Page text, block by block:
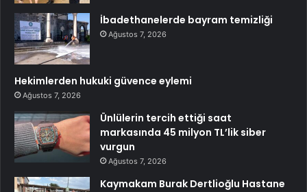
İbadethanelerde bayram temizliği
Ağustos 7, 2026
Hekimlerden hukuki güvence eylemi
Ağustos 7, 2026
Ünlülerin tercih ettiği saat
markasında 45 milyon TL’lik siber
vurgun
Ağustos 7, 2026
Kaymakam Burak Dertlioğlu Hastane